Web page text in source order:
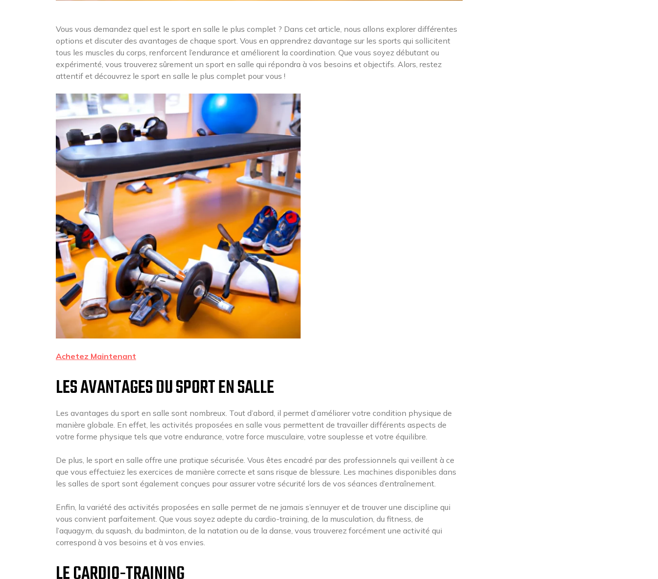
Vous vous demandez quel est le sport en salle le plus complet ? Dans cet article, nous allons explorer différentes
options et discuter des avantages de chaque sport. Vous en apprendrez davantage sur les sports qui sollicitent
tous les muscles du corps, renforcent l’endurance et améliorent la coordination. Que vous soyez débutant ou
expérimenté, vous trouverez sûrement un sport en salle qui répondra à vos besoins et objectifs. Alors, restez
attentif et découvrez le sport en salle le plus complet pour vous !
Achetez Maintenant
LES AVANTAGES DU SPORT EN SALLE
Les avantages du sport en salle sont nombreux. Tout d’abord, il permet d’améliorer votre condition physique de
manière globale. En effet, les activités proposées en salle vous permettent de travailler différents aspects de
votre forme physique tels que votre endurance, votre force musculaire, votre souplesse et votre équilibre.
De plus, le sport en salle offre une pratique sécurisée. Vous êtes encadré par des professionnels qui veillent à ce
que vous effectuiez les exercices de manière correcte et sans risque de blessure. Les machines disponibles dans
les salles de sport sont également conçues pour assurer votre sécurité lors de vos séances d’entraînement.
Enfin, la variété des activités proposées en salle permet de ne jamais s’ennuyer et de trouver une discipline qui
vous convient parfaitement. Que vous soyez adepte du cardio-training, de la musculation, du fitness, de
l’aquagym, du squash, du badminton, de la natation ou de la danse, vous trouverez forcément une activité qui
correspond à vos besoins et à vos envies.